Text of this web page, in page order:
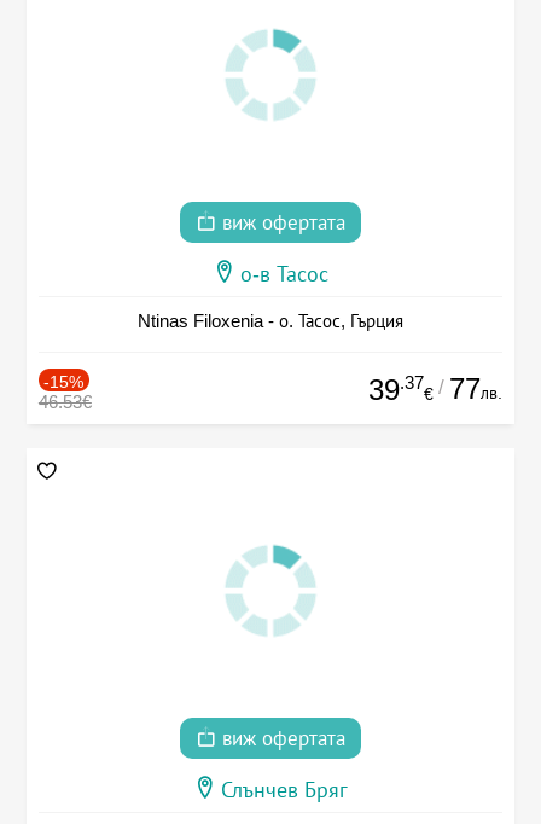
виж офертата
о-в Тасос
Ntinas Filoxenia - о. Тасос, Гърция
-15%
46.53€ 39.37
€ / 77лв.
виж офертата
Слънчев Бряг